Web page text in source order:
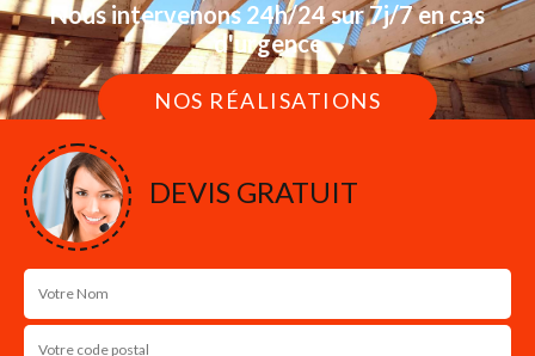
Nous intervenons 24h/24 sur 7j/7 en cas
d'urgence
NOS RÉALISATIONS
DEVIS GRATUIT